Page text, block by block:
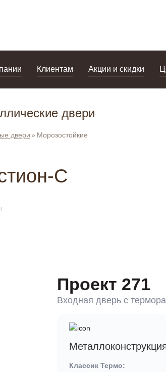
Клиентам Акции и скидки
двери
двери Морозостойкие
С
Проект 271
Входная дверь c
Классик Термо: